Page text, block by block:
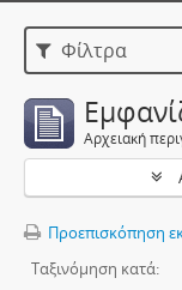
Φίλτρα
Αρχειακή
Προεπισκόπηση
Ταξινόμηση κατά: